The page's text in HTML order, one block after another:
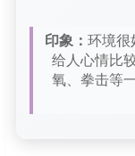
印象： 环境很
给人心情比
氧、拳击等